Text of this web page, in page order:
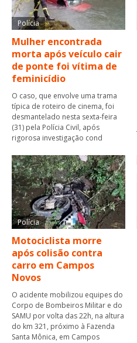
Polícia
Mulher encontrada
morta após veículo cair
de ponte foi vítima de
feminicídio
O caso, que envolve uma trama
típica de roteiro de cinema, foi
desmantelado nesta sexta-feira
(31) pela Polícia Civil, após
rigorosa investigação cond
Polícia
Motociclista morre
após colisão contra
carro em Campos
Novos
O acidente mobilizou equipes do
Corpo de Bombeiros Militar e do
SAMU por volta das 22h, na altura
do km 321, próximo à Fazenda
Santa Mônica, em Campos